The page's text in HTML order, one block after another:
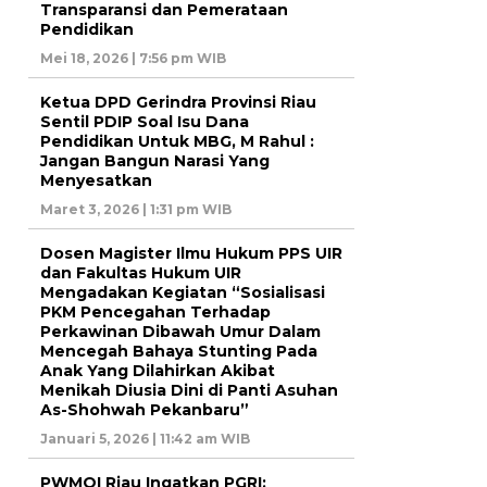
Transparansi dan Pemerataan
Pendidikan
Mei 18, 2026 | 7:56 pm WIB
Ketua DPD Gerindra Provinsi Riau
Sentil PDIP Soal Isu Dana
Pendidikan Untuk MBG, M Rahul :
Jangan Bangun Narasi Yang
Menyesatkan
Maret 3, 2026 | 1:31 pm WIB
Dosen Magister Ilmu Hukum PPS UIR
dan Fakultas Hukum UIR
Mengadakan Kegiatan “Sosialisasi
PKM Pencegahan Terhadap
Perkawinan Dibawah Umur Dalam
Mencegah Bahaya Stunting Pada
Anak Yang Dilahirkan Akibat
Menikah Diusia Dini di Panti Asuhan
As-Shohwah Pekanbaru”
Januari 5, 2026 | 11:42 am WIB
PWMOI Riau Ingatkan PGRI: